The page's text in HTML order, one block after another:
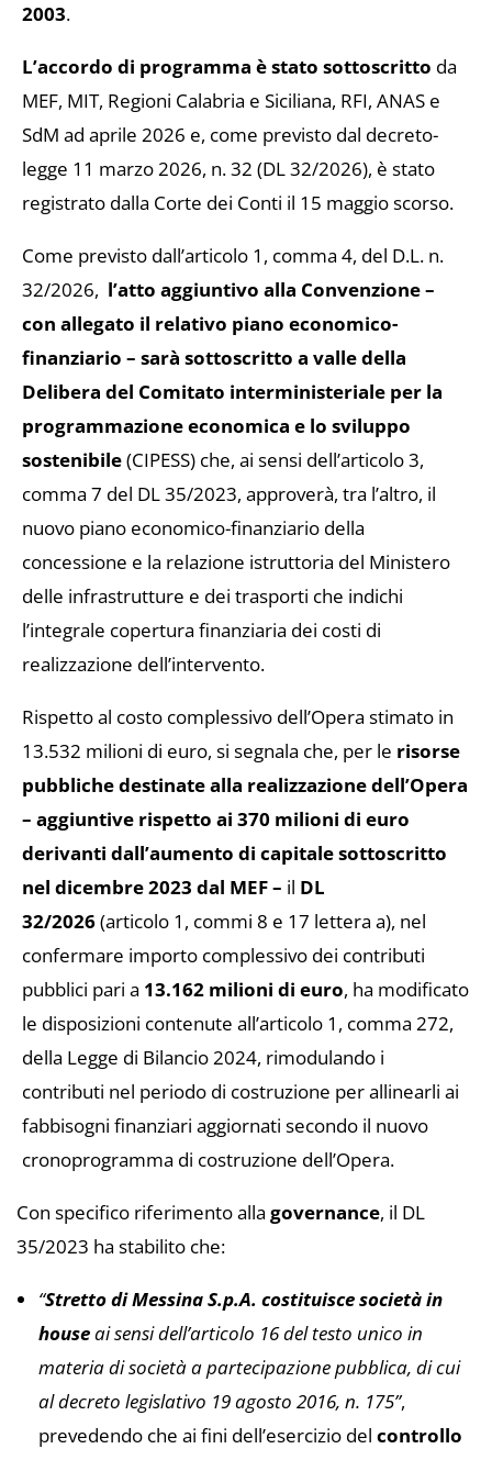
2003.
L’accordo di programma è stato sottoscritto da
MEF, MIT, Regioni Calabria e Siciliana, RFI, ANAS e
SdM ad aprile 2026 e, come previsto dal decreto-
legge 11 marzo 2026, n. 32 (DL 32/2026), è stato
registrato dalla Corte dei Conti il 15 maggio scorso.
Come previsto dall’articolo 1, comma 4, del D.L. n.
32/2026, l’atto aggiuntivo alla Convenzione –
con allegato il relativo piano economico-
finanziario – sarà sottoscritto a valle della
Delibera del Comitato interministeriale per la
programmazione economica e lo sviluppo
sostenibile(CIPESS) che, ai sensi dell’articolo 3,
comma 7 del DL 35/2023, approverà, tra l’altro, il
nuovo piano economico-finanziario della
concessione e la relazione istruttoria del Ministero
delle infrastrutture e dei trasporti che indichi
l’integrale copertura finanziaria dei costi di
realizzazione dell’intervento.
Rispetto al costo complessivo dell’Opera stimato in
13.532 milioni di euro, si segnala che, per le risorse
pubbliche destinate alla realizzazione dell’Opera
– aggiuntive rispetto ai 370 milioni di euro
derivanti dall’aumento di capitale sottoscritto
nel dicembre 2023 dal MEF – il DL
32/2026(articolo 1, commi 8 e 17 lettera a), nel
confermare importo complessivo dei contributi
pubblici pari a 13.162 milioni di euro, ha modificato
le disposizioni contenute all’articolo 1, comma 272,
della Legge di Bilancio 2024, rimodulando i
contributi nel periodo di costruzione per allinearli ai
fabbisogni finanziari aggiornati secondo il nuovo
cronoprogramma di costruzione dell’Opera.
Con specifico riferimento alla governance, il DL
35/2023 ha stabilito che:
“Stretto di Messina S.p.A. costituisce società in
houseai sensi dell’articolo 16 del testo unico in
materia di società a partecipazione pubblica, di cui
al decreto legislativo 19 agosto 2016, n. 175”,
prevedendo che ai fini dell’esercizio del controllo